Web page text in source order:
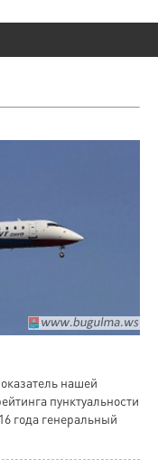
нашей
пунктуальности
года генеральный